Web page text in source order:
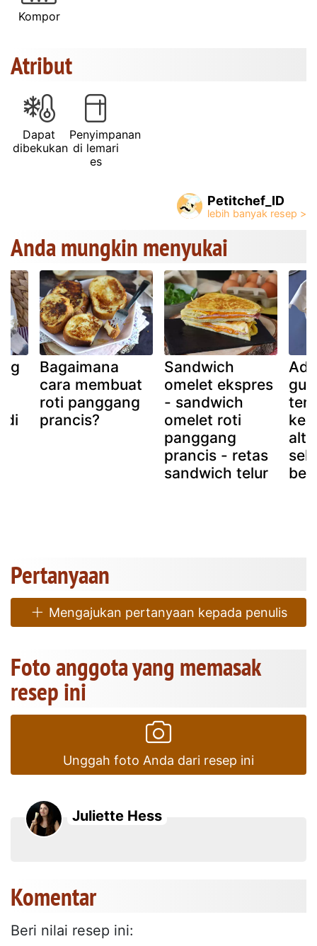
Kompor
Atribut
Dapat
dibekukan
Penyimpanan
di lemari
es
Petitchef_ID
Anda mungkin menyukai
di
Bagaimana
cara membuat
roti panggang
prancis?
Sandwich
omelet ekspres
- sandwich
omelet roti
panggang
prancis - retas
sandwich telur
Pertanyaan
Mengajukan pertanyaan kepada penulis
Foto anggota yang memasak
resep ini
Unggah foto Anda dari resep ini
Juliette Hess
Komentar
Beri nilai resep ini: